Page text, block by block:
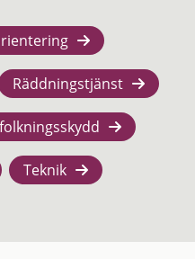
Räddningstjänst
Teknik